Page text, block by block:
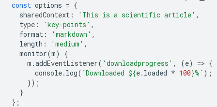
const options = {
sharedContext : 'This is a scientific article' ,
type : 'key-points' ,
format : 'markdown' ,
length : 'medium' ,
monitor(m)
{
m .addEventListener( 'downloadprogress' , (e) => {
console. log( `Downloaded ${e. loaded * 100}%` );
});
}
};